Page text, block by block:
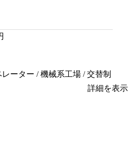
ーター / 機械系工場 / 交替制
詳細を表示